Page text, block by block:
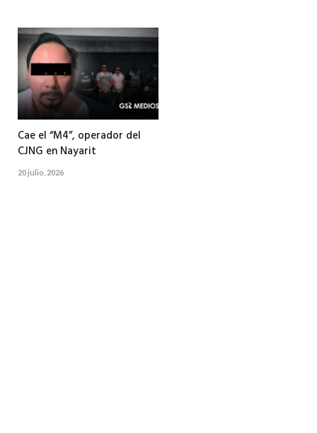
Cae el “M4”, operador del
CJNG en Nayarit
20 julio, 2026